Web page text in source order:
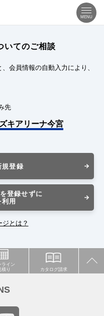
MENU
いてのご相談
会員情報の自動入力により、
先
キアリーナ今宮
規登録
登録せずに
用
ジとは？
ライン
積り
カタログ請求